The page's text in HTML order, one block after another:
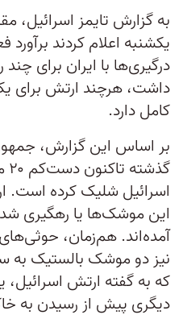
به گزارش تایمز اسرائیل،
یکشنبه اعلام کردند
درگیری‌ها با ایران برای
داشت، هرچند ارتش برای یک
کامل دارد.
بر اساس این گزارش،
اسرائیل شلیک کرده است.
این موشک‌ها یا رهگیری
آمده‌اند. هم‌زمان،
نیز دو موشک بالستیک به
که به گفته ارتش اسرائیل،
دیگری پیش از رسیدن به